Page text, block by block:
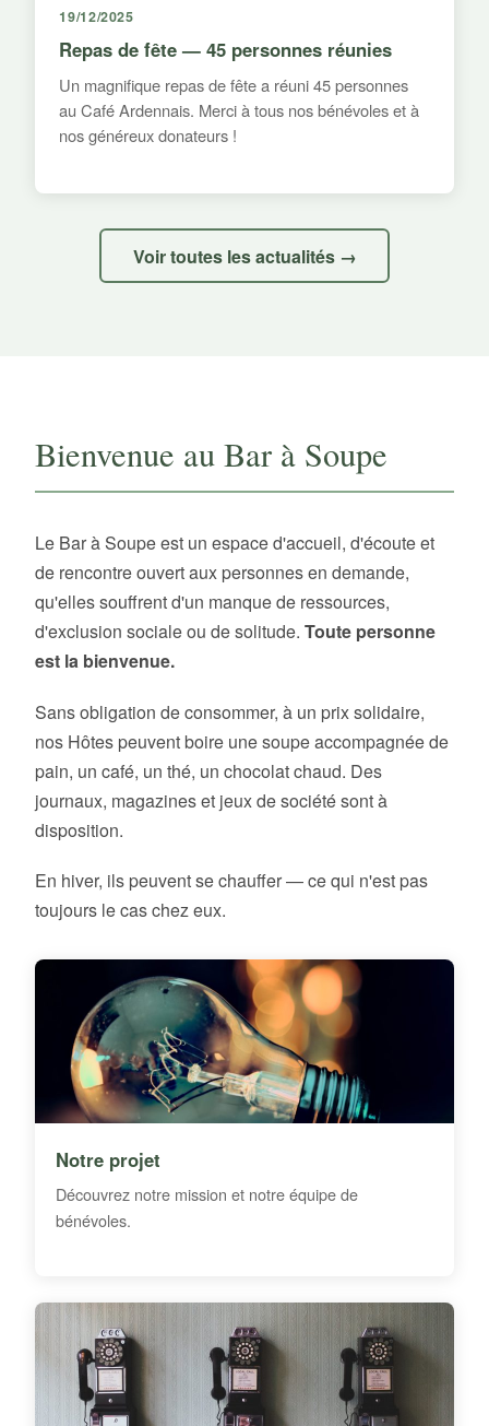
19/12/2025
Repas de fête — 45 personnes réunies
Un magnifique repas de fête a réuni 45 personnes
au Café Ardennais. Merci à tous nos bénévoles et à
nos généreux donateurs !
Voir toutes les actualités →
Bienvenue au Bar à Soupe
Le Bar à Soupe est un espace d'accueil, d'écoute et
de rencontre ouvert aux personnes en demande,
qu'elles souffrent d'un manque de ressources,
d'exclusion sociale ou de solitude. Toute personne
est la bienvenue.
Sans obligation de consommer, à un prix solidaire,
nos Hôtes peuvent boire une soupe accompagnée de
pain, un café, un thé, un chocolat chaud. Des
journaux, magazines et jeux de société sont à
disposition.
En hiver, ils peuvent se chauffer — ce qui n'est pas
toujours le cas chez eux.
Notre projet
Découvrez notre mission et notre équipe de
bénévoles.